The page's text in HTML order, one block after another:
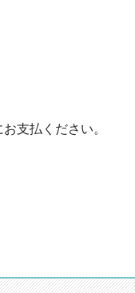
支払ください。